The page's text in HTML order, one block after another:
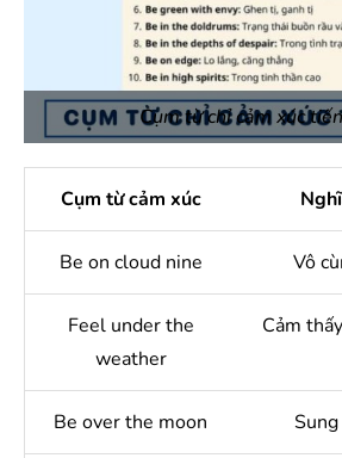
Cụm từ chỉ cảm xúc
Cụm từ cảm xúc
Be on cloud nine Vô
Feel under the
weather
Cảm
Be over the moon